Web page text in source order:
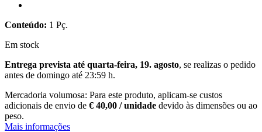
Conteúdo: 1 Pç.
Em stock
Entrega prevista até quarta-feira, 19. agosto, se realizas o pedido
antes de domingo até 23:59 h.
Mercadoria volumosa: Para este produto, aplicam-se custos
adicionais de envio de € 40,00 / unidade devido às dimensões ou ao
peso.
Mais informações